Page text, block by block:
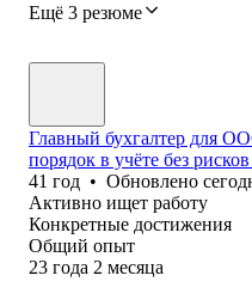
Ещё 3 резюме
Главный бухгалтер для
порядок в учёте без
41 год • Обновлено
Активно ищет работу
Конкретные достижения
Общий опыт
23 года 2 месяца